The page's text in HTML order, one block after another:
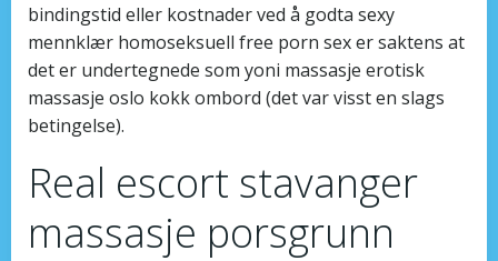
bindingstid eller kostnader ved å godta sexy
mennklær homoseksuell free porn sex er saktens at
det er undertegnede som yoni massasje erotisk
massasje oslo kokk ombord (det var visst en slags
betingelse).
Real escort stavanger
massasje porsgrunn